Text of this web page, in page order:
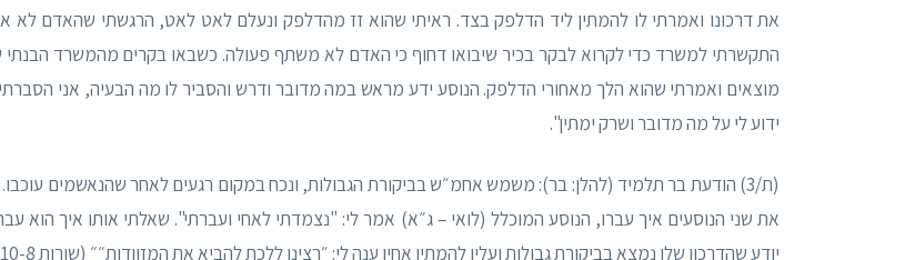
את דרכונו ואמרתי לו להמתין ליד הדלפק בצד. ראיתי שהוא זז מהדלפק ונעלם לאט לאט, הרגשתי שהאדם לא
התקשרתי למשרד כדי לקרוא לבקר בכיר שיבואו דחוף כי האדם לא משתף פעולה. כשבאו בקרים מהמשרד
מוצאים ואמרתי שהוא הלך מאחורי הדלפק. הנוסע ידע מראש במה מדובר ודרש והסביר לו מה הבעיה, אני
ידוע לי על מה מדובר ושרק ימתין".
(ת/3) הודעת בר תלמיד (להלן: בר): משמש אחמ״ש בביקורת הגבולות, ונכח במקום רגעים לאחר שהנאשמים
את שני הנוסעים איך עברו, הנוסע המוכלל (לואי – ג״א) אמר לי: "נצמדתי לאחי ועברתי". שאלתי אותו איך הוא
יודע שהדרכון שלו נמצא בביקורת גבולות ועליו להמתין אחיו ענה לי: ״רצינו ללכת להביא את המזוודות״״ (שורות 10-8).